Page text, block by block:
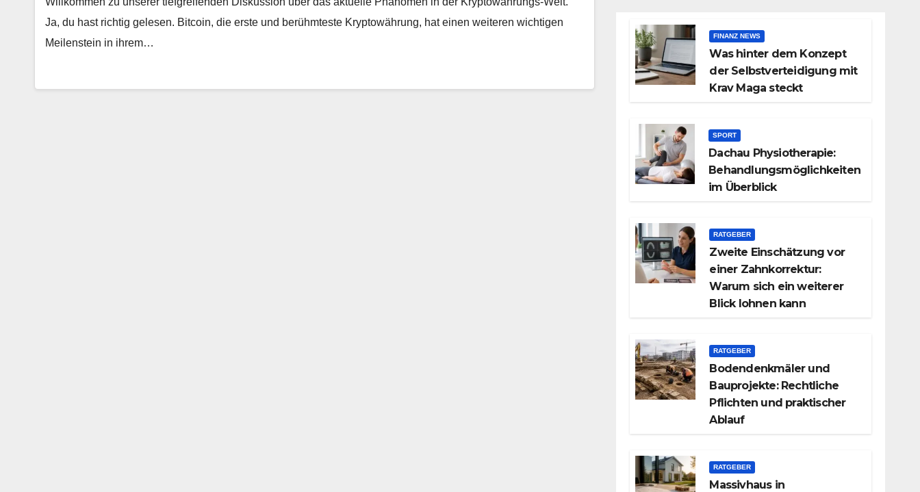
Ja, du hast richtig gelesen. Bitcoin, die erste und berühmteste Kryptowährung, hat einen weiteren wichtigen
Meilenstein in ihrem…
FINANZ NEWS
Was hinter dem Konzept
der Selbstverteidigung mit
Krav Maga steckt
SPORT
Dachau Physiotherapie:
Behandlungsmöglichkeiten
im Überblick
RATGEBER
Zweite Einschätzung vor
einer Zahnkorrektur:
Warum sich ein weiterer
Blick lohnen kann
RATGEBER
Bodendenkmäler und
Bauprojekte: Rechtliche
Pflichten und praktischer
Ablauf
RATGEBER
Massivhaus in